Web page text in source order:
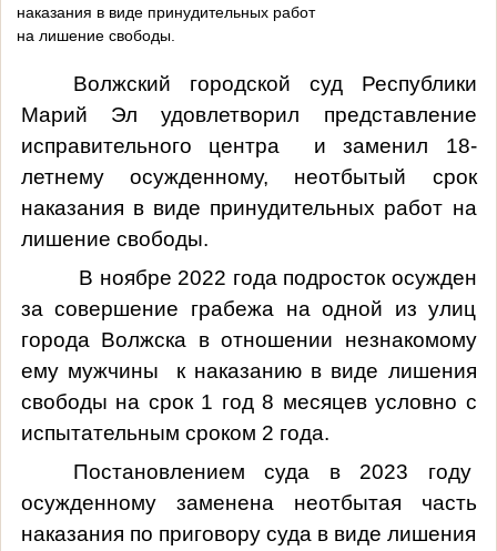
наказания в виде принудительных работ
на лишение свободы.
Волжский городской суд Республики
Марий Эл удовлетворил представление
исправительного центра
и заменил 18-
летнему осужденному, неотбытый срок
наказания в виде принудительных работ на
лишение свободы.
В ноябре 2022 года подросток осужден
за совершение грабежа на одной из улиц
города Волжска в отношении незнакомому
ему мужчины
к наказанию в виде лишения
свободы на срок 1 год 8 месяцев условно с
испытательным сроком 2 года.
Постановлением суда в 2023 году
осужденному заменена неотбытая часть
наказания по приговору суда в виде лишения